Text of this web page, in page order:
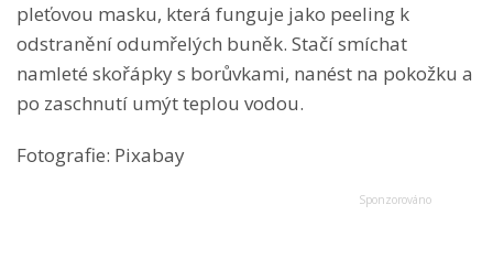
pleťovou masku, která funguje jako peeling k
odstranění odumřelých buněk. Stačí smíchat
namleté skořápky s borůvkami, nanést na pokožku a
po zaschnutí umýt teplou vodou.
Fotografie: Pixabay